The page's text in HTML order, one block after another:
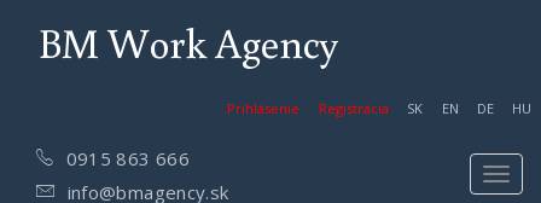
BM Work Agency
Prihlásenie Registrácia SK EN DE HU
0915 863 666
info@bmagency.sk